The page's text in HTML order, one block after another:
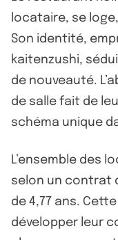
locataire, se
Son identité,
kaitenzushi,
de nouveauté.
de salle fait de
schéma unique
L’ensemble des
selon un contrat
de 4,77 ans.
développer leur